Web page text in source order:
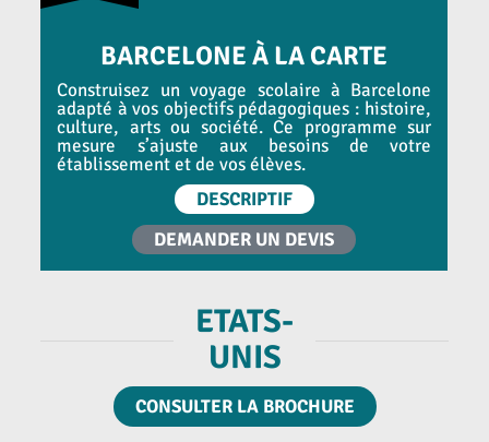
BARCELONE À LA CARTE
Construisez un voyage scolaire à Barcelone
adapté à vos objectifs pédagogiques : histoire,
culture, arts ou société. Ce programme sur
mesure s’ajuste aux besoins de votre
établissement et de vos élèves.
DESCRIPTIF
DEMANDER UN DEVIS
ETATS-
UNIS
CONSULTER LA BROCHURE